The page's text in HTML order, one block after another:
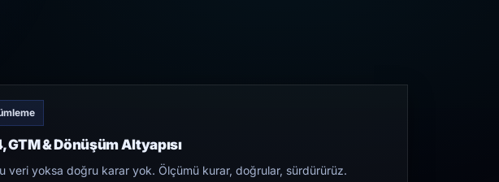
GTM & Dönüşüm Altyapısı
veri yoksa doğru karar yok. Ölçümü kurar, doğrular, sürdürürüz.